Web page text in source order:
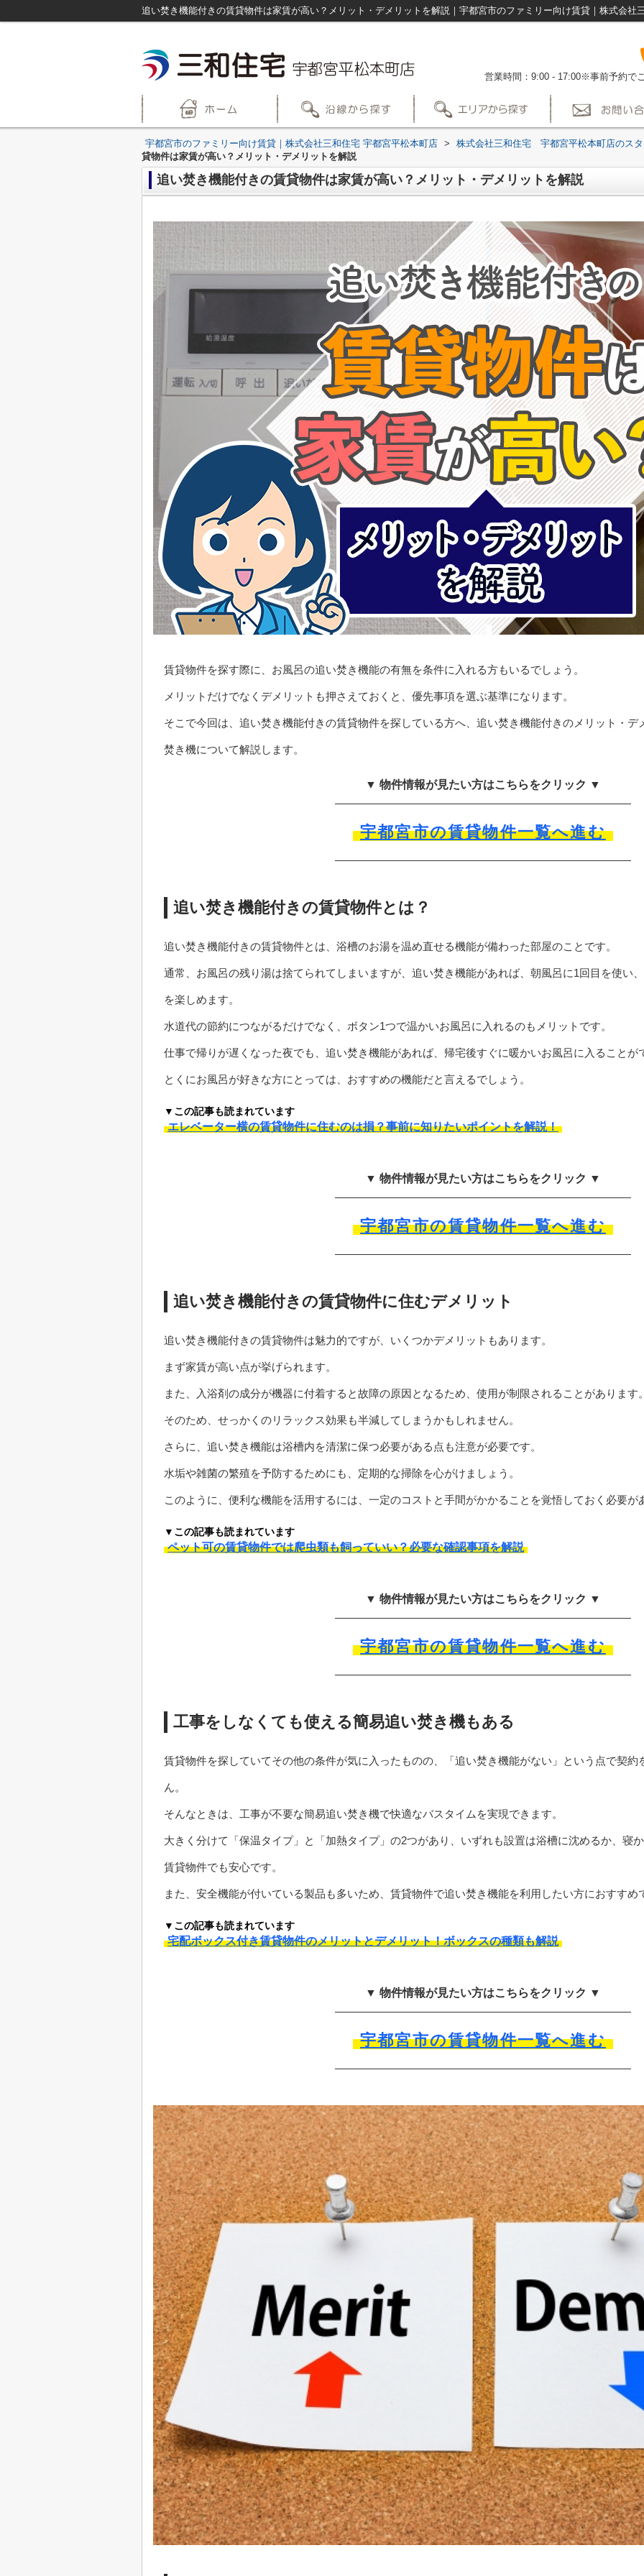
追い焚き機能付きの賃貸物件は家賃が高い？メリット・デメリットを解説｜宇都宮市のファミリー向け賃貸｜株式会社
営業時間：9:00 - 17:00※事前予約で
宇都宮市のファミリー向け賃貸｜株式会社三和住宅 宇都宮平松本町店 > 株式会社三和住宅 宇都宮平松本町店のス
貸物件は家賃が高い？メリット・デメリットを解説
追い焚き機能付きの賃貸物件は家賃が高い？メリット・デメリットを解説
賃貸物件を探す際に、お風呂の追い焚き機能の有無を条件に入れる方もいるでしょう。
メリットだけでなくデメリットも押さえておくと、優先事項を選ぶ基準になります。
そこで今回は、追い焚き機能付きの賃貸物件を探している方へ、追い焚き機能付きのメリット・デ
焚き機について解説します。
▼ 物件情報が見たい方はこちらをクリック ▼
宇都宮市の賃貸物件一覧へ進む
追い焚き機能付きの賃貸物件とは？
追い焚き機能付きの賃貸物件とは、浴槽のお湯を温め直せる機能が備わった部屋のことです。
通常、お風呂の残り湯は捨てられてしまいますが、追い焚き機能があれば、朝風呂に1回目を使い
を楽しめます。
水道代の節約につながるだけでなく、ボタン1つで温かいお風呂に入れるのもメリットです。
仕事で帰りが遅くなった夜でも、追い焚き機能があれば、帰宅後すぐに暖かいお風呂に入ることが
とくにお風呂が好きな方にとっては、おすすめの機能だと言えるでしょう。
▼この記事も読まれています
エレベーター横の賃貸物件に住むのは損？事前に知りたいポイントを解説！
▼ 物件情報が見たい方はこちらをクリック ▼
宇都宮市の賃貸物件一覧へ進む
追い焚き機能付きの賃貸物件に住むデメリット
追い焚き機能付きの賃貸物件は魅力的ですが、いくつかデメリットもあります。
まず家賃が高い点が挙げられます。
また、入浴剤の成分が機器に付着すると故障の原因となるため、使用が制限されることがあります。
そのため、せっかくのリラックス効果も半減してしまうかもしれません。
さらに、追い焚き機能は浴槽内を清潔に保つ必要がある点も注意が必要です。
水垢や雑菌の繁殖を予防するためにも、定期的な掃除を心がけましょう。
このように、便利な機能を活用するには、一定のコストと手間がかかることを覚悟しておく必要が
▼この記事も読まれています
ペット可の賃貸物件では爬虫類も飼っていい？必要な確認事項を解説
▼ 物件情報が見たい方はこちらをクリック ▼
宇都宮市の賃貸物件一覧へ進む
工事をしなくても使える簡易追い焚き機もある
賃貸物件を探していてその他の条件が気に入ったものの、「追い焚き機能がない」という点で契約
ん。
そんなときは、工事が不要な簡易追い焚き機で快適なバスタイムを実現できます。
大きく分けて「保温タイプ」と「加熱タイプ」の2つがあり、いずれも設置は浴槽に沈めるか、寝
賃貸物件でも安心です。
また、安全機能が付いている製品も多いため、賃貸物件で追い焚き機能を利用したい方におすすめ
▼この記事も読まれています
宅配ボックス付き賃貸物件のメリットとデメリット！ボックスの種類も解説
▼ 物件情報が見たい方はこちらをクリック ▼
宇都宮市の賃貸物件一覧へ進む